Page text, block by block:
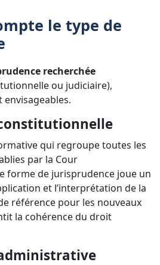
le type de
recherchée
ou judiciaire),
qui regroupe toutes les
par la Cour
forme de jurisprudence joue un
et l’interprétation de la
référence pour les nouveaux
la cohérence du droit